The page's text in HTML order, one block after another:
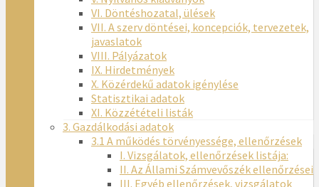
VI. Döntéshozatal, ülések
VII. A szerv döntései, koncepciók, tervezetek,
javaslatok
VIII. Pályázatok
IX. Hirdetmények
X. Közérdekű adatok igénylése
Statisztikai adatok
XI. Közzétételi listák
3. Gazdálkodási adatok
3.1 A működés törvényessége, ellenőrzések
I. Vizsgálatok, ellenőrzések listája:
II. Az Állami Számvevőszék ellenőrzései
III. Egyéb ellenőrzések, vizsgálatok